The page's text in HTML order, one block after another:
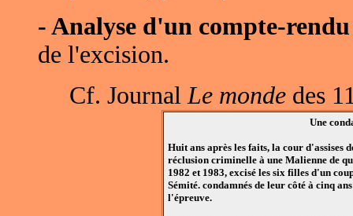
- Analyse d'un compte-
de l'excision.
Cf. JournalLe monde des
Une
Huit ans après les faits, la cour d'assises
réclusion criminelle à une Malienne de
1982 et 1983, excisé les six filles d'un
Sémité. condamnés de leur côté à cinq
l'épreuve.